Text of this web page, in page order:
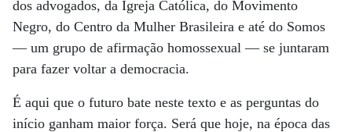
dos advogados, da Igreja Católica, do Movimento
Negro, do Centro da Mulher Brasileira e até do Somos
— um grupo de afirmação homossexual — se juntaram
para fazer voltar a democracia.
É aqui que o futuro bate neste texto e as perguntas do
início ganham maior força. Será que hoje, na época das